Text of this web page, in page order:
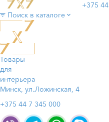
+375 44
Поиск в каталоге
Товары
для
интерьера
Минск, ул.Ложинская, 4
+375 44 7 345 000